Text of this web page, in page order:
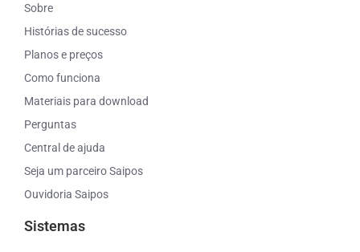
Sobre
Histórias de sucesso
Planos e preços
Como funciona
Materiais para download
Perguntas
Central de ajuda
Seja um parceiro Saipos
Ouvidoria Saipos
Sistemas